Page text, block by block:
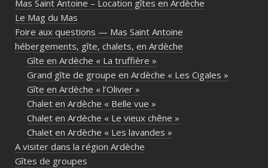
différents gîtes permettent à chacun
vrai lieu de rassemblement pour
partager les repas et les activités.Un
immense merci également aux
propriétaires pour leur disponibilité, leur
écoute et leur gentillesse tout au long de
l’organisation. Nous avons été très bien
accompagnés avant le week-end avec de
nombreux conseils utiles, aussi bien pour
les prestataires que pour l’organisation
Mas Saint Antoine – Location gîtes en Ardèche
Le Mag du Mas
Foire aux questions — Mas Saint Antoine
hébergements, gîte, chalets, en Ardèche
Gîte en Ardèche « La truffière »
Grand gîte de groupe en Ardèche « Les Cigales »
Gîte en Ardèche « l’Olivier »
Chalet en Ardèche « Belle vue »
Chalet en Ardèche « Le vieux chêne »
Chalet en Ardèche « Les lavandes »
A visiter dans la région Ardèche
Gîtes de groupes